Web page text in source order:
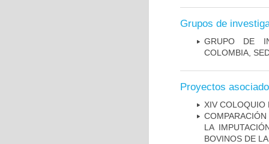
Grupos de
GRUPO DE
COLOMBIA,
Proyectos
XIV COLOQUIO
LA
BOVINOS DE